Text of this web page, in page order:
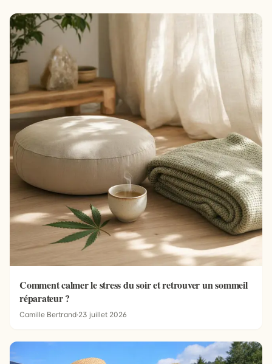
Comment calmer le stress du soir et retrouver un sommeil
réparateur ?
Camille Bertrand·23 juillet 2026